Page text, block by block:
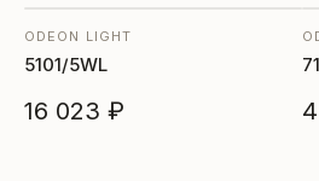
ODEON LIGHT
5101/5WL
16 023 ₽